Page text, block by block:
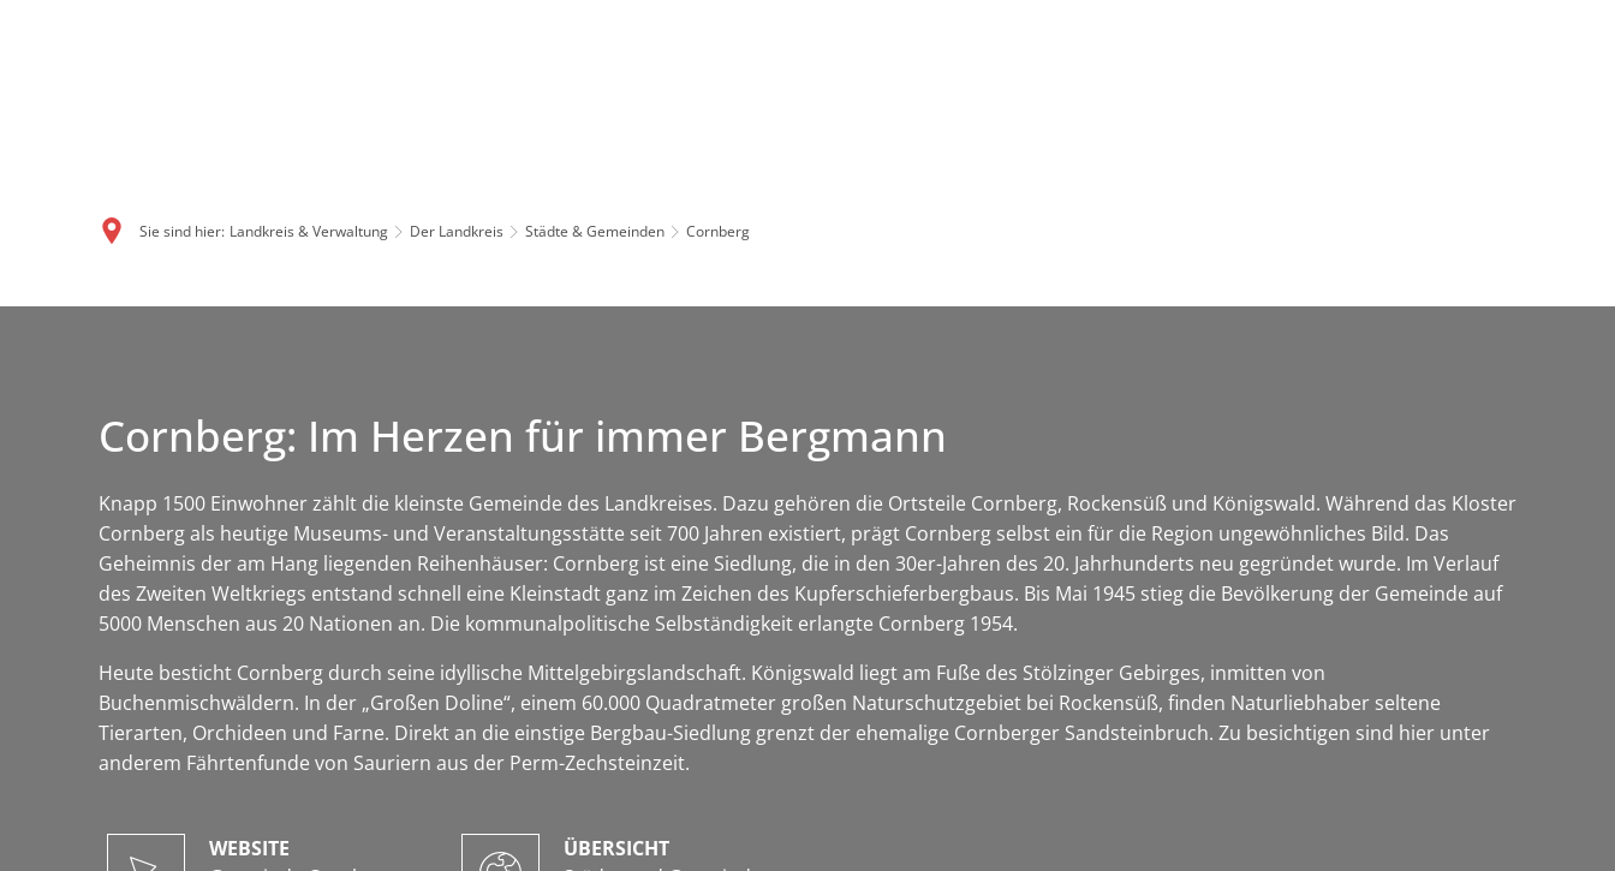
Sie sind hier: Landkreis & Verwaltung Der Landkreis Städte & Gemeinden Cornberg
Cornberg: Im Herzen für immer Bergmann
Knapp 1500 Einwohner zählt die kleinste Gemeinde des Landkreises. Dazu gehören die Ortsteile Cornberg, Rockensüß und Königswald. Während das Kloster
Cornberg als heutige Museums- und Veranstaltungsstätte seit 700 Jahren existiert, prägt Cornberg selbst ein für die Region ungewöhnliches Bild. Das
Geheimnis der am Hang liegenden Reihenhäuser: Cornberg ist eine Siedlung, die in den 30er-Jahren des 20. Jahrhunderts neu gegründet wurde. Im Verlauf
des Zweiten Weltkriegs entstand schnell eine Kleinstadt ganz im Zeichen des Kupferschieferbergbaus. Bis Mai 1945 stieg die Bevölkerung der Gemeinde auf
5000 Menschen aus 20 Nationen an. Die kommunalpolitische Selbständigkeit erlangte Cornberg 1954.
Heute besticht Cornberg durch seine idyllische Mittelgebirgslandschaft. Königswald liegt am Fuße des Stölzinger Gebirges, inmitten von
Buchenmischwäldern. In der „Großen Doline“, einem 60.000 Quadratmeter großen Naturschutzgebiet bei Rockensüß, finden Naturliebhaber seltene
Tierarten, Orchideen und Farne. Direkt an die einstige Bergbau-Siedlung grenzt der ehemalige Cornberger Sandsteinbruch. Zu besichtigen sind hier unter
anderem Fährtenfunde von Sauriern aus der Perm-Zechsteinzeit.
WEBSITE
ÜBERSICHT